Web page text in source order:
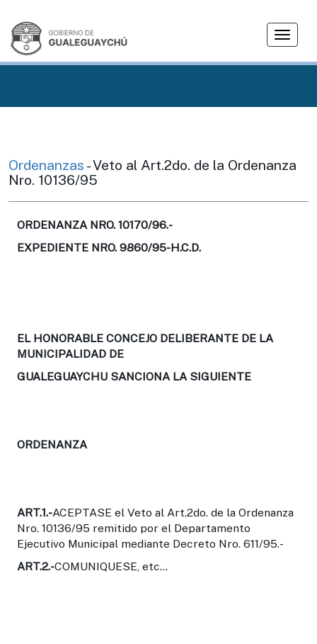
T
g
v
Ordenanzas - Veto al Art.2do. de la Ordenanza
Nro. 10136/95
ORDENANZA NRO. 10170/96.-
EXPEDIENTE NRO. 9860/95-H.C.D.
EL HONORABLE CONCEJO DELIBERANTE DE LA
MUNICIPALIDAD DE
GUALEGUAYCHU SANCIONA LA SIGUIENTE
ORDENANZA
ART.1.-ACEPTASE el Veto al Art.2do. de la Ordenanza
Nro. 10136/95 remitido por el Departamento
Ejecutivo Municipal mediante Decreto Nro. 611/95.-
ART.2.-COMUNIQUESE, etc...